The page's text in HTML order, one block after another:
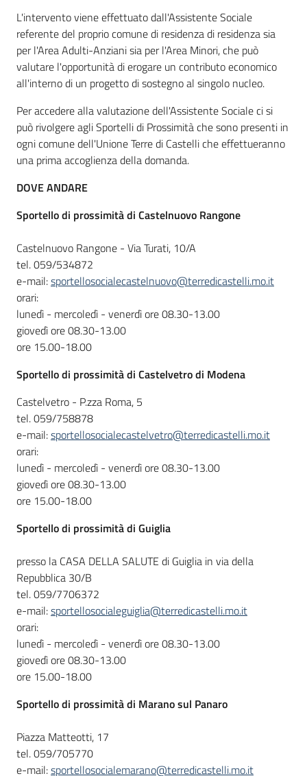
L'intervento viene effettuato dall'Assistente Sociale
referente del proprio comune di residenza di residenza sia
per l'Area Adulti-Anziani sia per l'Area Minori, che può
valutare l'opportunità di erogare un contributo economico
all'interno di un progetto di sostegno al singolo nucleo.
Per accedere alla valutazione dell'Assistente Sociale ci si
può rivolgere agli Sportelli di Prossimità che sono presenti in
ogni comune dell'Unione Terre di Castelli che effettueranno
una prima accoglienza della domanda.
DOVE ANDARE
Sportellodi prossimità di Castelnuovo Rangone
Castelnuovo Rangone - Via Turati, 10/A
tel. 059/534872
e-mail:sportellosocialecastelnuovo@terredicastelli.mo.it
orari:
lunedì - mercoledì - venerdì ore 08.30-13.00
giovedì ore 08.30-13.00
ore 15.00-18.00
Sportellodi prossimità di Castelvetro di Modena
Castelvetro - P.zza Roma, 5
tel. 059/758878
e-mail:sportellosocialecastelvetro@terredicastelli.mo.it
orari:
lunedì - mercoledì - venerdì ore 08.30-13.00
giovedì ore 08.30-13.00
ore 15.00-18.00
Sportellodi prossimità di Guiglia
presso la CASA DELLA SALUTE di Guiglia in via della
Repubblica 30/B
tel. 059/7706372
e-mail:sportellosocialeguiglia@terredicastelli.mo.it
orari:
lunedì - mercoledì - venerdì ore 08.30-13.00
giovedì ore 08.30-13.00
ore 15.00-18.00
Sportellodi prossimità di Marano sul Panaro
Piazza Matteotti, 17
tel. 059/705770
e-mail:sportellosocialemarano@terredicastelli.mo.it